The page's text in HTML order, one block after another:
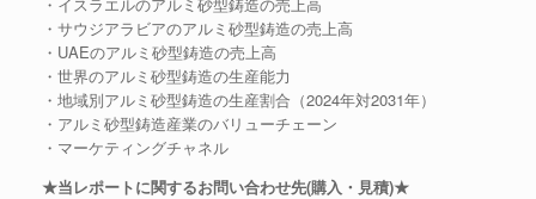
・サウジアラビアのアルミ砂型鋳造の売上高
・UAEのアルミ砂型鋳造の売上高
・世界のアルミ砂型鋳造の生産能力
・地域別アルミ砂型鋳造の生産割合（2024年対2031年）
・アルミ砂型鋳造産業のバリューチェーン
・マーケティングチャネル
★当レポートに関するお問い合わせ先(購入・見積)★